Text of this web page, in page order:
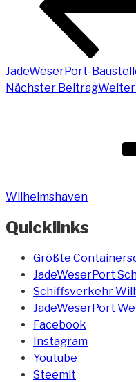
JadeWeserPort-
Nächster BeitragWeiter
Wilhelmshaven
Quicklinks
Größte
JadeWeserPort
Schiffsverkehr
JadeWeserPort
Facebook
Instagram
Youtube
Steemit